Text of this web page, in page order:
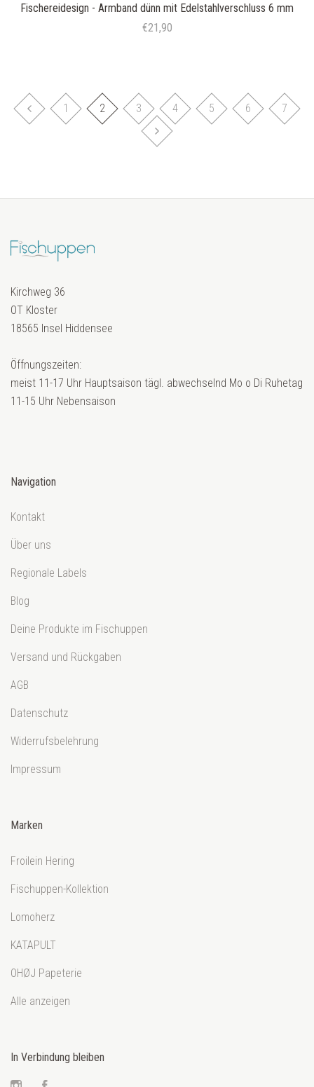
Fischereidesign - Armband dünn mit Edelstahlverschluss 6 mm
€21,90
1 2 3 4 5 6 7
Kirchweg 36
OT Kloster
18565 Insel Hiddensee
Öffnungszeiten:
meist 11-17 Uhr Hauptsaison tägl. abwechselnd Mo o Di Ruhetag
11-15 Uhr Nebensaison
Navigation
Kontakt
Über uns
Regionale Labels
Blog
Deine Produkte im Fischuppen
Versand und Rückgaben
AGB
Datenschutz
Widerrufsbelehrung
Impressum
Marken
Froilein Hering
Fischuppen-Kollektion
Lomoherz
KATAPULT
OHØJ Papeterie
Alle anzeigen
In Verbindung bleiben